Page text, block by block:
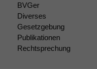
BVGer
Diverses
Gesetzgebung
Publikationen
Rechtsprechung